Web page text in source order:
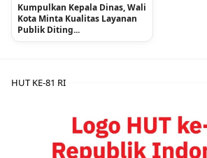
Kumpulkan Kepala Dinas, Wali
Kota Minta Kualitas Layanan
Publik Diting...
HUT KE-81 RI